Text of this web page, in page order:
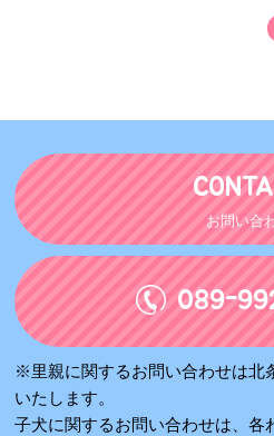
お問い合
089-
※里親に関するお問い合わせは北
いたします。
子犬に関するお問い合わせは、各